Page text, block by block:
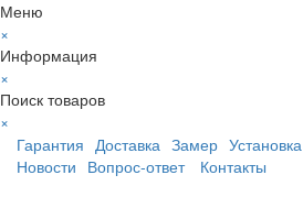
Меню
×
Информация
×
Поиск товаров
×
Гарантия Доставка Замер Установка
Новости Вопрос-ответ Контакты